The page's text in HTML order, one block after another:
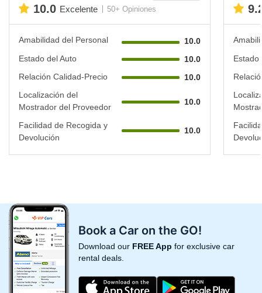
10.0 Excelente 50+ Opiniones
Amabilidad del Personal
10.0
Estado del Auto
10.0
Relación Calidad-Precio
10.0
Localización del
Mostrador del Proveedor
10.0
Facilidad de Recogida y
Devolución
10.0
Estado
Book a Car on the GO!
Download our FREE App for exclusive car
rental deals.